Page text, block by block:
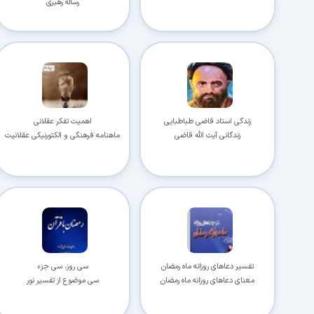
رساله رهبری
زندگی استاد قاضی طباطبایی
زندگانی آیت الله قاضی
اهمیت تفکر عقلانی
ماهنامه فرهنگی و الکتورنیکی عقلانیت
تفسیر دعاهای روزانه ماه رمضان
معنای دعاهای روزانه ماه رمضان
سی روز، سی جزء
سی موضوع از تفسیر نور